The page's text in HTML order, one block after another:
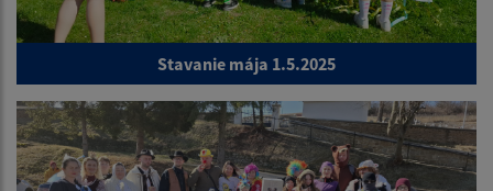
Stavanie mája 1.5.2025